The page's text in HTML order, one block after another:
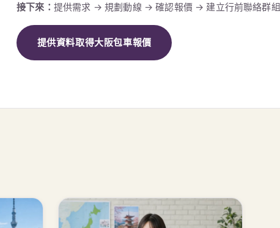
接下來： 提供需求 → 規劃動線 → 確認報價 → 建立行前聯絡群組
提供資料取得大阪包車報價